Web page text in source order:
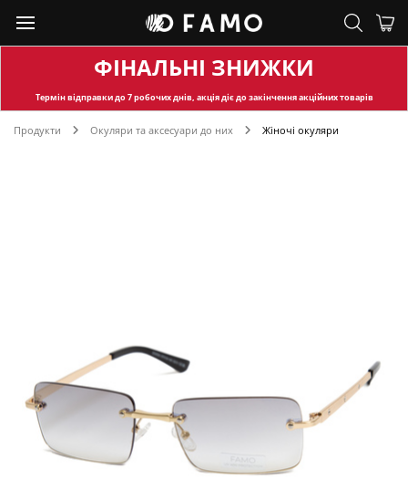
ФІНАЛЬНІ ЗНИЖКИ
Термін відправкидо 7 робочих днів, акція діє до закінчення акційних товарів
Продукти Окуляри та аксесуари до них Жіночі окуляри